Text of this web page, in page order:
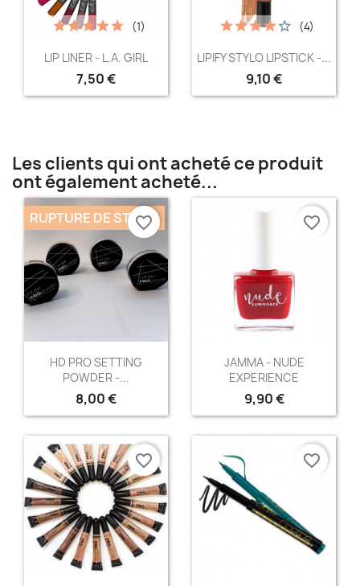
Aperçu rapide
LIP LINER - L.A. GIRL
7,50 €
(1)
Aperçu rapide
+9
LIPIFY STYLO LIPSTICK -...
9,10 €
(4)
Les clients qui ont acheté ce produit
ont également acheté...
Aperçu rapide
HD PRO SETTING
POWDER -...
8,00 €
RUPTURE DE STOCK
favorite_border
Aperçu rapide
JAMMA - NUDE
EXPERIENCE
9,90 €
favorite_border
favorite_border favorite_border